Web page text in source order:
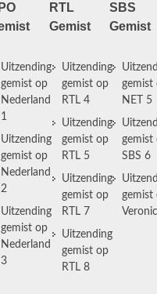
Uitzending
gemist op
Nederland
1
Uitzending
gemist op
Nederland
2
Uitzending
gemist op
Nederland
3
RTL
Gemist
Uitzending
gemist op
RTL 4
Uitzending
gemist op
RTL 5
Uitzending
gemist op
RTL 7
Uitzending
gemist op
RTL 8
SBS
Gemist
gemist
NET 5
gemist
SBS 6
gemist